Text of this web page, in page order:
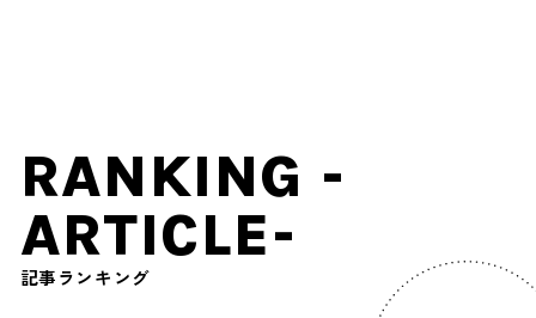
RANKING -
ARTICLE-
記事ランキング